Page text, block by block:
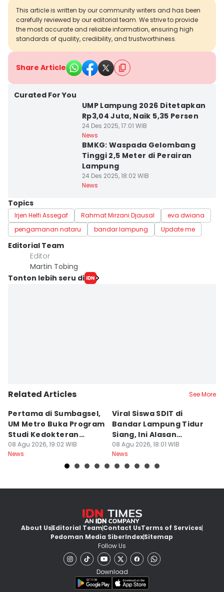
This article is written by our community writers and has been
carefully reviewed by our editorial team. We strive to provide
the most accurate and reliable information, ensuring high
standards of quality, credibility, and trustworthiness.
Share Article
Curated For You
UMP Lampung 2026 Ditetapkan
Rp3,04 Juta, Naik 5,35 Persen
24 Des 2025, 17:01 WIB
News
BMKG: Waspada Gelombang
Tinggi 2,5 Meter di Perairan
Lampung
24 Des 2025, 18:02 WIB
News
Topics
Irjen Helfi Assegaf Rahmat Mirzani Djausal
eva dwiana
pengamanan nataru
bandar lampung Update me
Editorial Team
Editor
Martin Tobing
Tonton lebih seru di
Related Articles See More
Pertama di Sumbagsel,
UM Metro Buka Program
Studi Kedokteran
Hewan
08 Agu 2026, 19:02 WIB
News
Viral Siswa SDIT di
Bandar Lampung Tidur
Siang, Ini Alasan
Sekolah
08 Agu 2026, 18:01 WIB
News
About UsEditorial TeamContact UsTerms of Services
Pedoman Media SiberIndexSitemap
Follow Us
Download